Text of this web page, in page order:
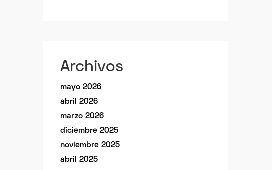
Archivos
mayo 2026
abril 2026
marzo 2026
diciembre 2025
noviembre 2025
abril 2025